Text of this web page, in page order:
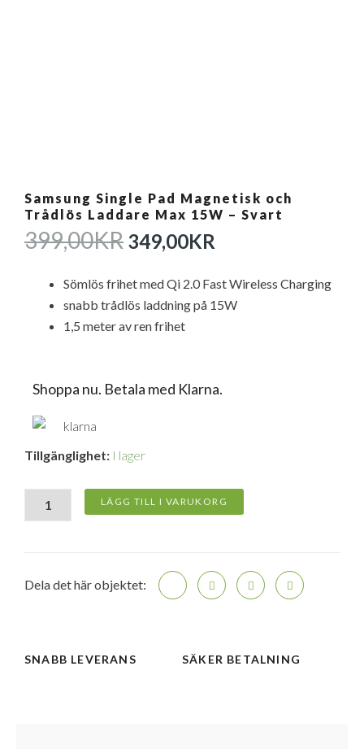
Samsung Single Pad Magnetisk och
Trådlös Laddare Max 15W – Svart
399,00KRDET
URSPRUNGLIGA
PRISET
VAR:
399,00KR.
349,00KR
PRISET
ÄR:
Sömlös frihet med Qi 2.0 Fast Wireless Charging
snabb trådlös laddning på 15W
1,5 meter av ren frihet
Shoppa nu. Betala med Klarna.
Tillgänglighet: I lager
Samsung
Single
Magnetisk
och
15W
LÄGG TILL I VARUKORG
Dela det här objektet:
SNABB LEVERANS SÄKER BETALNING